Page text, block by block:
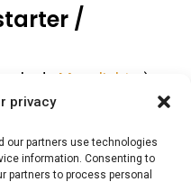
privacy
our partners use technologies
information. Consenting to
partners to process personal
/
de Monolighter )
Geen vlammen,
10 minuten,